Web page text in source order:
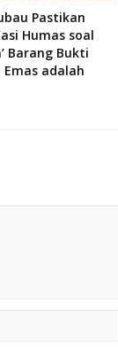
Pastikan
Humas soal
Barang Bukti
Emas adalah